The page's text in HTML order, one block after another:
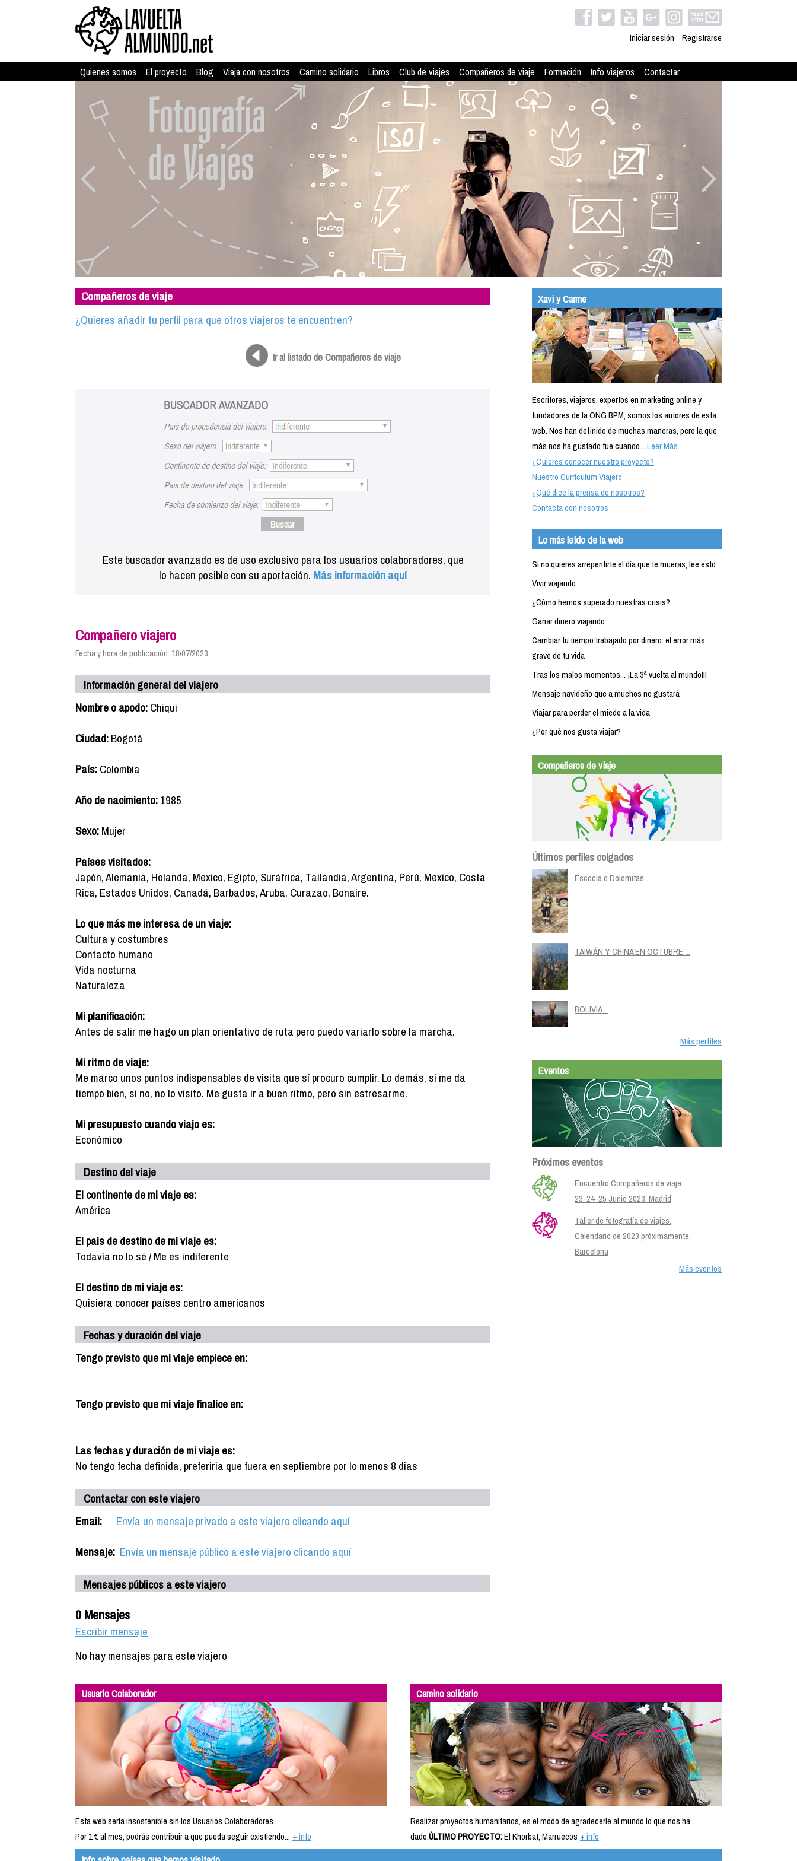
Iniciar sesión Registrarse
Quienes somos El proyecto Blog Viaja con nosotros Camino solidario Libros Club de viajes Compañeros de viaje Formación Info viajeros Contactar
Compañeros de viaje
¿Quieres añadir tu perfil para que otros viajeros te encuentren?
Ir al listado de Compañeros de viaje
Este buscador avanzado es de uso exclusivo para los usuarios colaboradores, que
lo hacen posible con su aportación. Más información aquí
Compañero viajero
Fecha y hora de publicación: 18/07/2023
Información general del viajero
Nombre o apodo:Chiqui
Ciudad:Bogotá
País:Colombia
Año de nacimiento:1985
Sexo:Mujer
Países visitados:
Japón, Alemania, Holanda, Mexico, Egipto, Suráfrica, Tailandia, Argentina, Perú, Mexico, Costa
Rica, Estados Unidos, Canadá, Barbados, Aruba, Curazao, Bonaire.
Lo que más me interesa de un viaje:
Cultura y costumbres
Contacto humano
Vida nocturna
Naturaleza
Mi planificación:
Antes de salir me hago un plan orientativo de ruta pero puedo variarlo sobre la marcha.
Mi ritmo de viaje:
Me marco unos puntos indispensables de visita que sí procuro cumplir. Lo demás, si me da
tiempo bien, si no, no lo visito. Me gusta ir a buen ritmo, pero sin estresarme.
Mi presupuesto cuando viajo es:
Económico
Destino del viaje
El continente de mi viaje es:
América
El pais de destino de mi viaje es:
Todavía no lo sé / Me es indiferente
El destino de mi viaje es:
Quisiera conocer países centro americanos
Fechas y duración del viaje
Tengo previsto que mi viaje empiece en:
Tengo previsto que mi viaje finalice en:
Las fechas y duración de mi viaje es:
No tengo fecha definida, preferiria que fuera en septiembre por lo menos 8 dias
Contactar con este viajero
Email:
Envía un mensaje privado a este viajero clicando aquí
Mensaje: Envía un mensaje público a este viajero clicando aquí
Mensajes públicos a este viajero
0 Mensajes
Escribir mensaje
No hay mensajes para este viajero
Xavi y Carme
Escritores, viajeros, expertos en marketing online y
fundadores de la ONG BPM, somos los autores de esta
web. Nos han definido de muchas maneras, pero la que
más nos ha gustado fue cuando...Leer Más
¿Quieres conocer nuestro proyecto?
Nuestro Currículum Viajero
¿Qué dice la prensa de nosotros?
Contacta con nosotros
Lo más leído de la web
Si no quieres arrepentirte el día que te mueras, lee esto
Vivir viajando
¿Cómo hemos superado nuestras crisis?
Ganar dinero viajando
Cambiar tu tiempo trabajado por dinero: el error más
grave de tu vida
Tras los malos momentos... ¡La 3ª vuelta al mundo!!!
Mensaje navideño que a muchos no gustará
Viajar para perder el miedo a la vida
¿Por qué nos gusta viajar?
Compañeros de viaje
Últimos perfiles colgados
Escocia o Dolomitas...
TAIWÁN Y CHINA EN OCTUBRE ...
BOLIVIA...
Más perfiles
Eventos
Próximos eventos
Encuentro Compañeros de viaje.
23-24-25 Junio 2023. Madrid
Taller de fotografía de viajes.
Calendario de 2023 próximamente.
Barcelona
Más eventos
Usuario Colaborador
Esta web sería insostenible sin los Usuarios Colaboradores.
Por 1 € al mes, podrás contribuir a que pueda seguir existiendo... + info
Camino solidario
Realizar proyectos humanitarios, es el modo de agradecerle al mundo lo que nos ha
dado.ÚLTIMO PROYECTO:El Khorbat, Marruecos + info